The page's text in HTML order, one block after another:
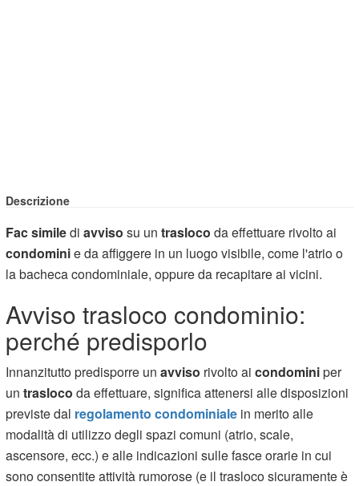
Descrizione
Fac similediavvisosu untraslocoda effettuare rivolto ai
condominie da affiggere in un luogo visibile, come l'atrio o
la bacheca condominiale, oppure da recapitare ai vicini.
Avviso trasloco condominio:
perché predisporlo
Innanzitutto predisporre unavviso rivolto aicondominiper
untraslocoda effettuare, significa attenersi alle disposizioni
previste dal regolamento condominiale in merito alle
modalità di utilizzo degli spazi comuni (atrio, scale,
ascensore, ecc.) e alle indicazioni sulle fasce orarie in cui
sono consentite attività rumorose (e il trasloco sicuramente è